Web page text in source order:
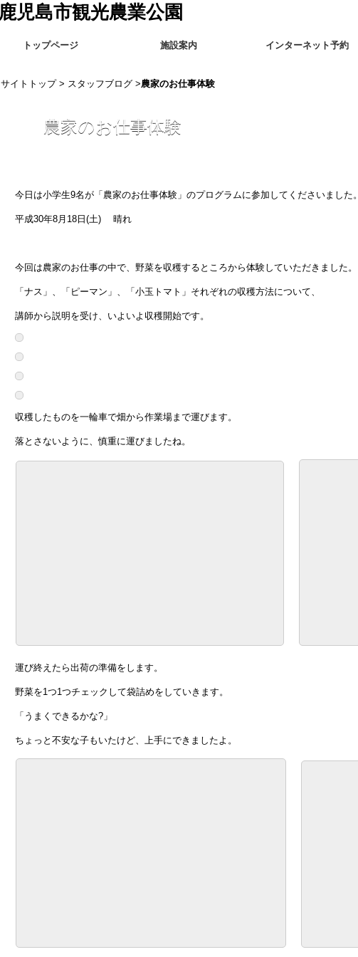
トップページ 施設案内 インターネット予約
サイトトップ> スタッフブログ >農家のお仕事体験
農家のお仕事体験
今日は小学生9名が「農家のお仕事体験」のプログラムに参加してくださいました。
平成30年8月18日(土) 晴れ
今回は農家のお仕事の中で、野菜を収穫するところから体験していただきました。
「ナス」、「ピーマン」、「小玉トマト」それぞれの収穫方法について、
講師から説明を受け、いよいよ収穫開始です。
収穫したものを一輪車で畑から作業場まで運びます。
落とさないように、慎重に運びましたね。
運び終えたら出荷の準備をします。
野菜を1つ1つチェックして袋詰めをしていきます。
「うまくできるかな?」
ちょっと不安な子もいたけど、上手にできましたよ。